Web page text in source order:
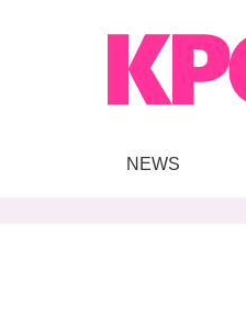
NEWS